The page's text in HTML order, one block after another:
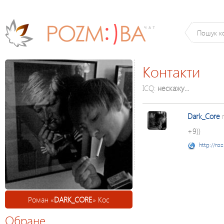
Роман «DARK_CORE» Кос
Обране
Контакти
ICQ: нескажу...
Dark_Core
+9))
http://